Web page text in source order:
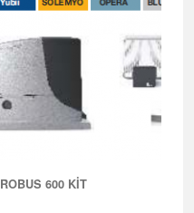
ROBUS 600 KİT